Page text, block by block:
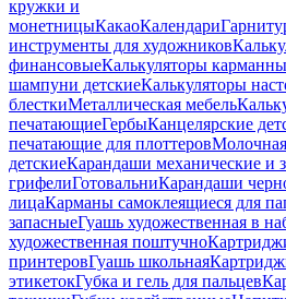
кружки и
монетницыКакаоКалендари
инструменты для художников
финансовыеКалькуляторы
шампуни детскиеКалькуляторы
блесткиМеталлическая мебель
печатающиеГербыКанцелярские
печатающие для плоттеров
детскиеКарандаши механические и
грифелиГотовальниКарандаши
лицаКарманы самоклеящиеся для
запасныеГуашь художественная в
художественная поштучно
принтеровГуашь школьная
этикетокГубка и гель для пальцев